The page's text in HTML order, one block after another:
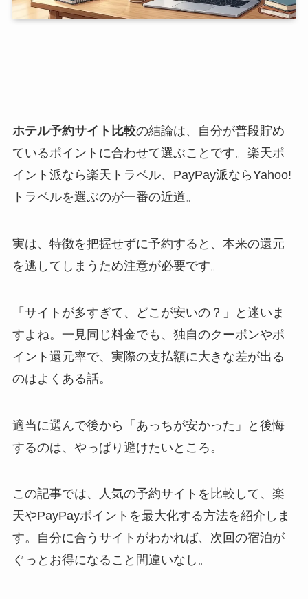
ホテル予約サイト比較の結論は、自分が普段貯め
ているポイントに合わせて選ぶことです。楽天ポ
イント派なら楽天トラベル、PayPay派ならYahoo!
トラベルを選ぶのが一番の近道。
実は、特徴を把握せずに予約すると、本来の還元
を逃してしまうため注意が必要です。
「サイトが多すぎて、どこが安いの？」と迷いま
すよね。一見同じ料金でも、独自のクーポンやポ
イント還元率で、実際の支払額に大きな差が出る
のはよくある話。
適当に選んで後から「あっちが安かった」と後悔
するのは、やっぱり避けたいところ。
この記事では、人気の予約サイトを比較して、楽
天やPayPayポイントを最大化する方法を紹介しま
す。自分に合うサイトがわかれば、次回の宿泊が
ぐっとお得になること間違いなし。